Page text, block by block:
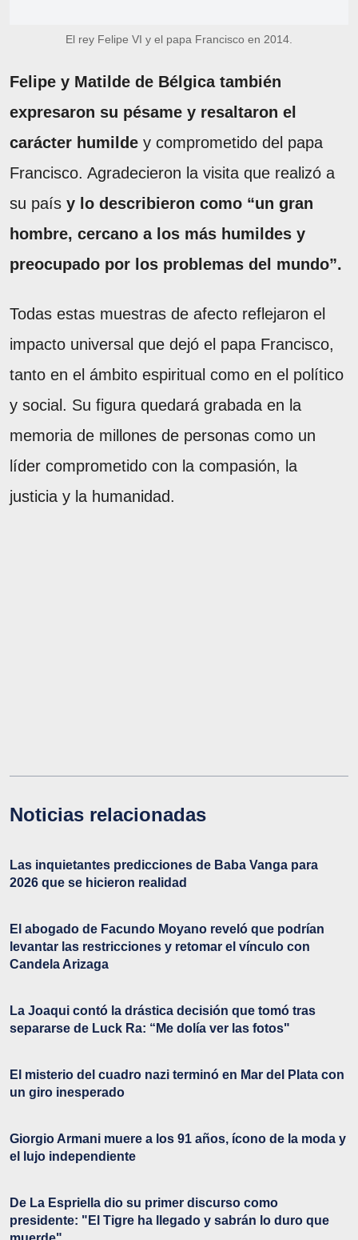
El rey Felipe VI y el papa Francisco en 2014.
Felipe y Matilde de Bélgica también
expresaron su pésame y resaltaron el
carácter humilde y comprometido del papa
Francisco. Agradecieron la visita que realizó a
su país y lo describieron como “un gran
hombre, cercano a los más humildes y
preocupado por los problemas del mundo”.
Todas estas muestras de afecto reflejaron el
impacto universal que dejó el papa Francisco,
tanto en el ámbito espiritual como en el político
y social. Su figura quedará grabada en la
memoria de millones de personas como un
líder comprometido con la compasión, la
justicia y la humanidad.
Noticias relacionadas
Las inquietantes predicciones de Baba Vanga para
2026 que se hicieron realidad
El abogado de Facundo Moyano reveló que podrían
levantar las restricciones y retomar el vínculo con
Candela Arizaga
La Joaqui contó la drástica decisión que tomó tras
separarse de Luck Ra: “Me dolía ver las fotos"
El misterio del cuadro nazi terminó en Mar del Plata con
un giro inesperado
Giorgio Armani muere a los 91 años, ícono de la moda y
el lujo independiente
De La Espriella dio su primer discurso como
presidente: "El Tigre ha llegado y sabrán lo duro que